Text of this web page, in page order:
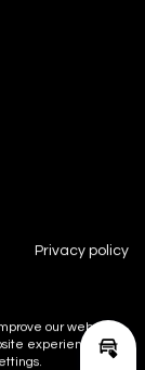
y
Privacy policy
our website,
experience. For